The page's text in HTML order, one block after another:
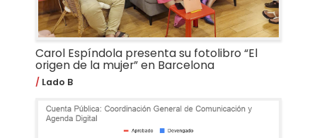
Carol Espíndola presenta su fotolibro “El
origen de la mujer” en Barcelona
Lado B